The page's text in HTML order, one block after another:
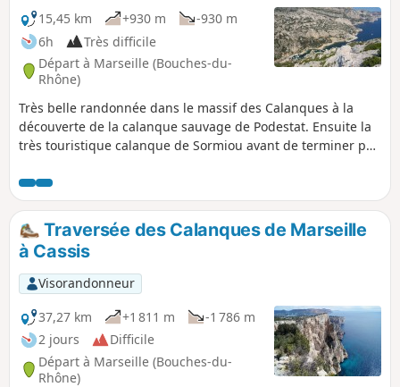
15,45 km
+930 m
-930 m
6h
Très difficile
Départ à Marseille (Bouches-du-
Rhône)
Très belle randonnée dans le massif des Calanques à la
découverte de la calanque sauvage de Podestat. Ensuite la
très touristique calanque de Sormiou avant de terminer par
avec quelques passages exposés et même quelques
passages d'escalade sécurisés.Départ du quartier des
Baumettes (9ème arrondissement), parking gratuit au bout
de la route (attention il est vite plein mais on peut se garer
facilement dans le quartier). Vous êtes dans le Parc National
des Calanques qui est soumis à une réglementation
spécifique. En cas de non respect de celle-ci vous vous
exposez à une amende pouvant aller jusqu'à 1500 €.
Traversée des Calanques de Marseille
à Cassis
Visorandonneur
37,27 km
+1 811 m
-1 786 m
2 jours
Difficile
Départ à Marseille (Bouches-du-
Rhône)